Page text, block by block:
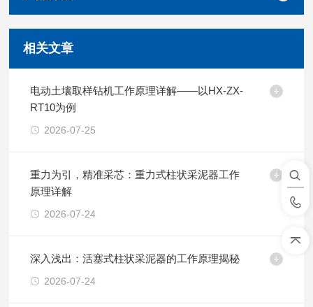
相关文章
电动土壤取样钻机工作原理详解——以HX-ZX-
RT10为例
2026-07-25
重力为引，精准采芯：重力式柱状采泥器工作
原理详解
2026-07-24
深入浅出：活塞式柱状采泥器的工作原理揭秘
2026-07-24